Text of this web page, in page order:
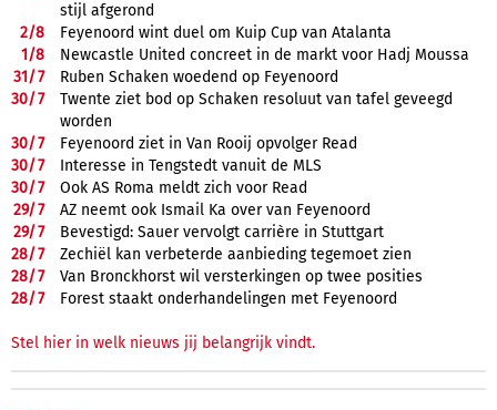
stijl afgerond
2/8
Feyenoord wint duel om Kuip Cup van Atalanta
1/8
Newcastle United concreet in de markt voor Hadj Moussa
31/7
Ruben Schaken woedend op Feyenoord
30/7
Twente ziet bod op Schaken resoluut van tafel geveegd
worden
30/7
Feyenoord ziet in Van Rooij opvolger Read
30/7
Interesse in Tengstedt vanuit de MLS
30/7
Ook AS Roma meldt zich voor Read
29/7
AZ neemt ook Ismail Ka over van Feyenoord
29/7
Bevestigd: Sauer vervolgt carrière in Stuttgart
28/7
Zechiël kan verbeterde aanbieding tegemoet zien
28/7
Van Bronckhorst wil versterkingen op twee posities
28/7 Forest staakt onderhandelingen met Feyenoord
Stel hier in welk nieuws jij belangrijk vindt.